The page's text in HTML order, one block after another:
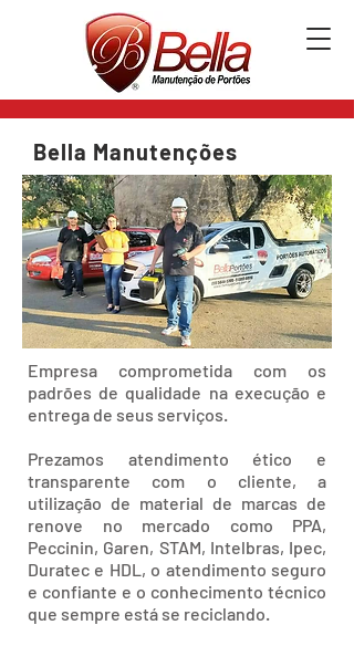
(11) 96917-
6006
SOLICITAR ORÇAMENTO
Bella Manutenções
Empresa comprometida com os
padrões de qualidade na execução e
entrega de seus serviços.
Prezamos atendimento ético e
transparente com o cliente, a
utilização de material de marcas de
renove no mercado como PPA,
Peccinin, Garen, STAM, Intelbras, Ipec,
Duratec e HDL, o atendimento seguro
e confiante e o conhecimento técnico
que sempre está se reciclando.